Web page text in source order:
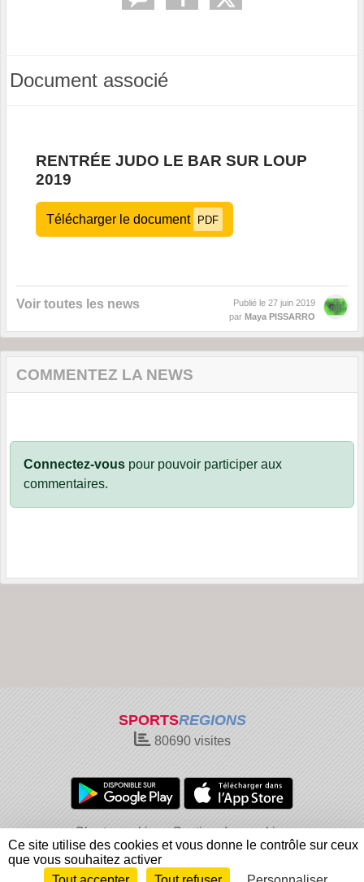
Document associé
RENTRÉE JUDO LE BAR SUR LOUP
2019
Télécharger le document PDF
Voir toutes les news Publié le 27 juin 2019
par Maya PISSARRO
COMMENTEZ LA NEWS
Connectez-vous pour pouvoir participer aux
commentaires.
SPORTSREGIONS
80690visites
Charte cookies
Gestion des cookies
Informations légales
Signaler un contenu inapproprié
Ce site utilise des cookies et vous donne le contrôle sur ceux
que vous souhaitez activer